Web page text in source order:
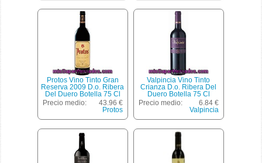
Protos Vino Tinto Gran
Reserva 2009 D.o. Ribera
Del Duero Botella 75 Cl
Precio medio:
43.96 €
Protos
Valpincia Vino Tinto
Crianza D.o. Ribera Del
Duero Botella 75 Cl
Precio medio:
6.84 €
Valpincia